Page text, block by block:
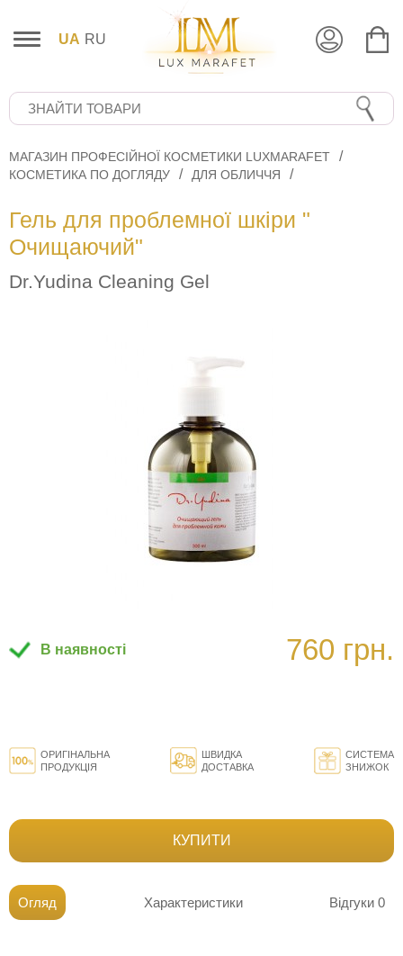
UA RU
МАГАЗИН ПРОФЕСІЙНОЇ КОСМЕТИКИ LUXMARAFET
КОСМЕТИКА ПО ДОГЛЯДУ
ДЛЯ ОБЛИЧЧЯ
Гель для проблемної шкіри "
Очищаючий"
Dr.Yudina Cleaning Gel
В наявності 760 грн.
ОРИГІНАЛЬНА
ПРОДУКЦІЯ
ШВИДКА
ДОСТАВКА
СИСТЕМА
ЗНИЖОК
КУПИТИ
Огляд Характеристики Відгуки 0